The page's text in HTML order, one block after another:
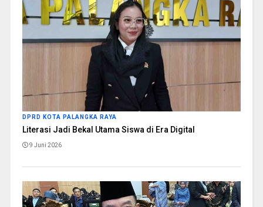
DPRD KOTA PALANGKA RAYA
Literasi Jadi Bekal Utama Siswa di Era Digital
9 Juni 2026